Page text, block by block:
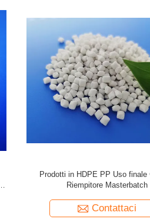
Il masterbatch del CaCO3 del
soffiatura in forma dell'iniezione
Contattaci